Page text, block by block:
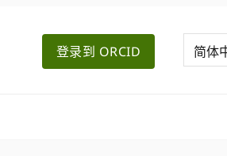
登录到 ORCID